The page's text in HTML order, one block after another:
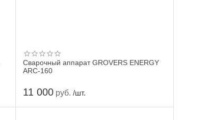
Сварочный аппарат GROVERS ENERGY
ARC-160
11 000 руб. /шт.